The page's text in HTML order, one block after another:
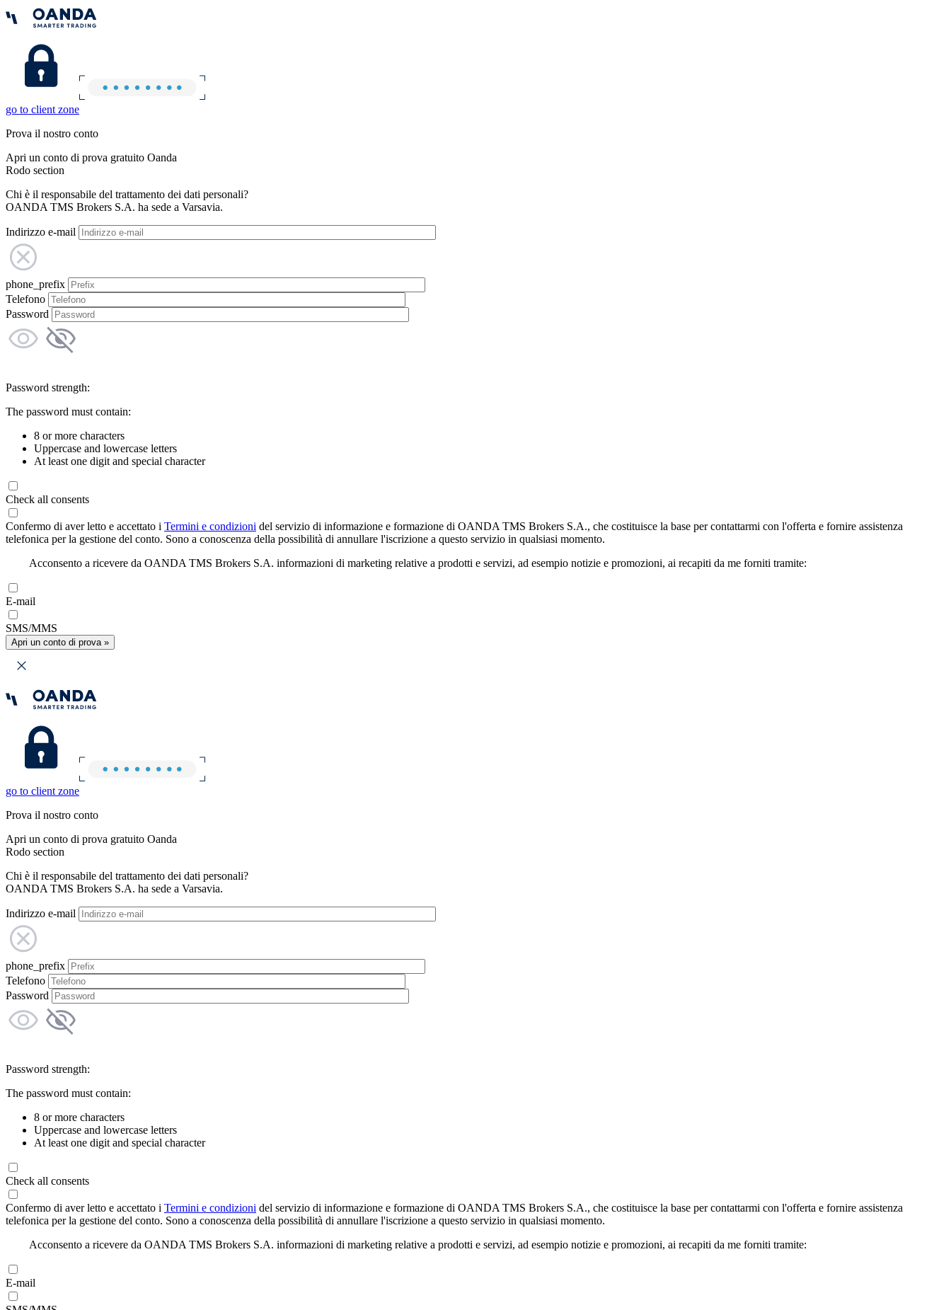
go to client zone
Prova il nostro conto
Apri un conto di prova gratuito Oanda
Rodo section
Chi è il responsabile del trattamento dei dati personali?
OANDA TMS Brokers S.A. ha sede a Varsavia.
Indirizzo e-mail
phone_prefix
Telefono
Password
Password strength:
The password must contain:
8 or more characters
Uppercase and lowercase letters
At least one digit and special character
Check all consents
Confermo di aver letto e accettato i Termini e condizioni del servizio di informazione e formazione di OANDA TMS Brokers S.A., che costituisce la base per contattarmi con l'offerta e fornire assistenza
telefonica per la gestione del conto. Sono a conoscenza della possibilità di annullare l'iscrizione a questo servizio in qualsiasi momento.
Acconsento a ricevere da OANDA TMS Brokers S.A. informazioni di marketing relative a prodotti e servizi, ad esempio notizie e promozioni, ai recapiti da me forniti tramite:
E-mail
SMS/MMS
Apri un conto di prova »
go to client zone
Prova il nostro conto
Apri un conto di prova gratuito Oanda
Rodo section
Chi è il responsabile del trattamento dei dati personali?
OANDA TMS Brokers S.A. ha sede a Varsavia.
Indirizzo e-mail
phone_prefix
Telefono
Password
Password strength:
The password must contain:
8 or more characters
Uppercase and lowercase letters
At least one digit and special character
Check all consents
Confermo di aver letto e accettato i Termini e condizioni del servizio di informazione e formazione di OANDA TMS Brokers S.A., che costituisce la base per contattarmi con l'offerta e fornire assistenza
telefonica per la gestione del conto. Sono a conoscenza della possibilità di annullare l'iscrizione a questo servizio in qualsiasi momento.
Acconsento a ricevere da OANDA TMS Brokers S.A. informazioni di marketing relative a prodotti e servizi, ad esempio notizie e promozioni, ai recapiti da me forniti tramite:
E-mail